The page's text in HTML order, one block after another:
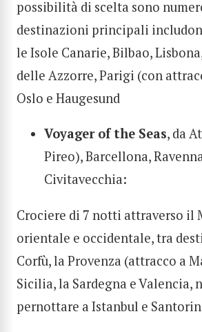
possibilità di scelta sono
destinazioni principali
le Isole Canarie, Bilbao,
delle Azzorre, Parigi (con
Oslo e Haugesund
Voyager of the Seas, da
Pireo), Barcellona,
Civitavecchia:
Crociere di 7 notti attraverso il
orientale e occidentale, tra
Corfù, la Provenza (attracco a
Sicilia, la Sardegna e Valencia,
pernottare a Istanbul e